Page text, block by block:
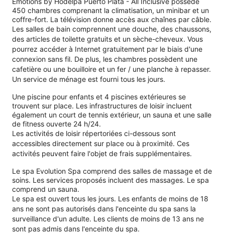
450 chambres comprenant la climatisation, un minibar et un
coffre-fort. La télévision donne accès aux chaînes par câble.
Les salles de bain comprennent une douche, des chaussons,
des articles de toilette gratuits et un sèche-cheveux. Vous
pourrez accéder à Internet gratuitement par le biais d'une
connexion sans fil. De plus, les chambres possèdent une
cafetière ou une bouilloire et un fer / une planche à repasser.
Un service de ménage est fourni tous les jours.
Une piscine pour enfants et 4 piscines extérieures se
trouvent sur place. Les infrastructures de loisir incluent
également un court de tennis extérieur, un sauna et une salle
de fitness ouverte 24 h/24.
Les activités de loisir répertoriées ci-dessous sont
accessibles directement sur place ou à proximité. Ces
activités peuvent faire l'objet de frais supplémentaires.
Le spa Evolution Spa comprend des salles de massage et de
soins. Les services proposés incluent des massages. Le spa
comprend un sauna.
Le spa est ouvert tous les jours. Les enfants de moins de 18
ans ne sont pas autorisés dans l'enceinte du spa sans la
surveillance d'un adulte. Les clients de moins de 13 ans ne
sont pas admis dans l'enceinte du spa.